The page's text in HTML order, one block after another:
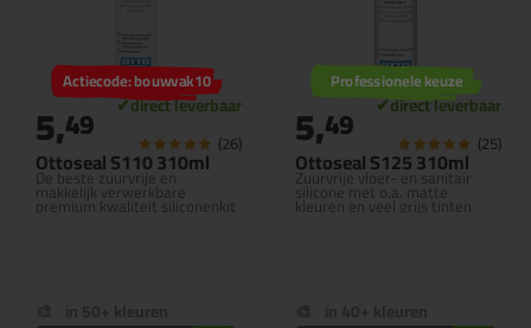
Ottoseal S110 310ml
De beste zuurvrije en
makkelijk verwerkbare
premium kwaliteit siliconenkit
Actiecode: bouwvak10
5,49 (26)
Ottoseal S125 310ml
Zuurvrije vloer- en sanitair
silicone met o.a. matte
kleuren en veel grijs tinten
Professionele keuze
5,49 (25)